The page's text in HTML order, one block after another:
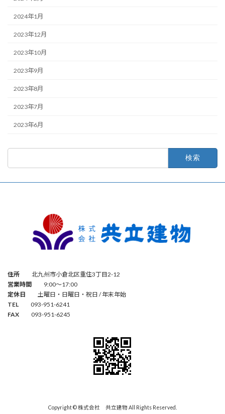
2024年1月
2023年12月
2023年10月
2023年9月
2023年8月
2023年7月
2023年6月
住所 北九州市小倉北区重住3丁目2-12
営業時間 9:00～17:00
定休日 土曜日・日曜日・祝日 / 年末年始
TEL 093-951-6241
FAX 093-951-6245
Copyright © 株式会社 共立建物 All Rights Reserved.